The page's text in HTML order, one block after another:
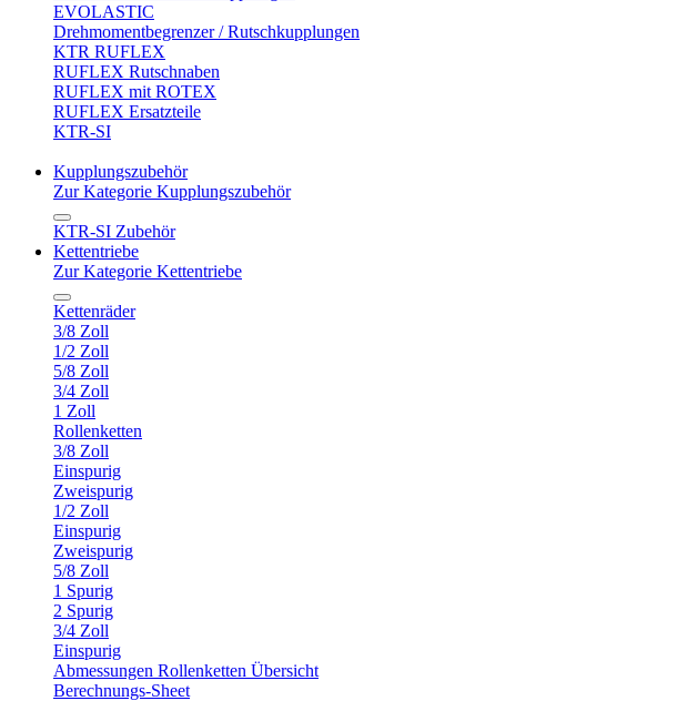
EVOLASTIC
Drehmomentbegrenzer / Rutschkupplungen
KTR RUFLEX
RUFLEX Rutschnaben
RUFLEX mit ROTEX
RUFLEX Ersatzteile
KTR-SI
Kupplungszubehör
Zur Kategorie Kupplungszubehör
KTR-SI Zubehör
Kettentriebe
Zur Kategorie Kettentriebe
Kettenräder
3/8 Zoll
1/2 Zoll
5/8 Zoll
3/4 Zoll
1 Zoll
Rollenketten
3/8 Zoll
Einspurig
Zweispurig
1/2 Zoll
Einspurig
Zweispurig
5/8 Zoll
1 Spurig
2 Spurig
3/4 Zoll
Einspurig
Abmessungen Rollenketten Übersicht
Berechnungs-Sheet